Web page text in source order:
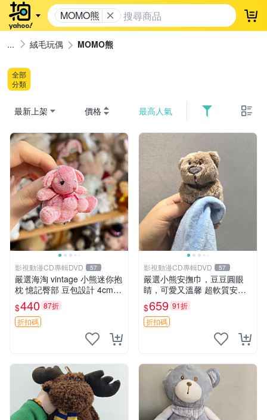
MOMO熊 登
絨毛玩偶 MOMO熊
全部
分類
最新上架 價格 最高人氣
影視動漫CD專輯DVD 57
嚴選海淘 vintage 小熊迷你抱
枕 憶記臀部 豆包設計 4cm
高 推薦收藏 迷你豆包小熊、
高臀部、豆袋抱枕
$440 87折
折扣碼
影視動漫CD專輯DVD 57
嚴選小熊安撫巾，豆豆圓眼
睛，可愛又溫馨 超軟質安撫
巾，豆豆設計，哄睡好幫手
約克豆豆眼安撫巾 數碼豆豆
眼
$659 91折
折扣碼